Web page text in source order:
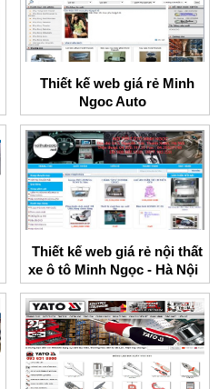
Thiết kế web giá rẻ Minh
Ngoc Auto
Thiết kế web giá rẻ nội thất
xe ô tô Minh Ngọc - Hà Nội